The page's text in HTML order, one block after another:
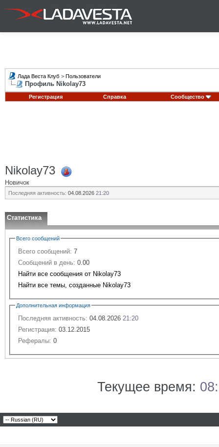
Лада Веста Клуб > Пользователи
Профиль Nikolay73
Регистрация Справка Сообщество
Nikolay73
Новичок
Последняя активность: 04.08.2026 21:20
Статистика
Всего сообщений
Всего сообщений: 7
Сообщений в день: 0.00
Найти все сообщения от Nikolay73
Найти все темы, созданные Nikolay73
Дополнительная информация
Последняя активность: 04.08.2026 21:20
Регистрация: 03.12.2015
Рефералы: 0
Текущее время: